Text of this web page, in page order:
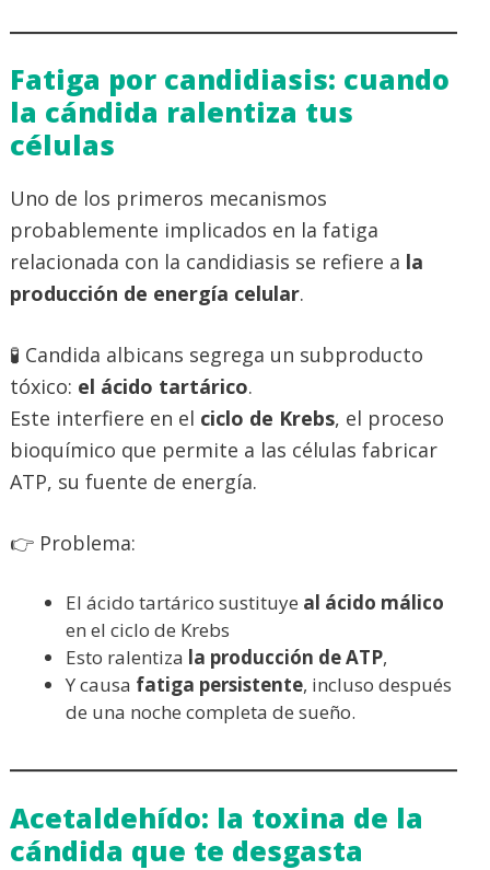
Fatiga por candidiasis: cuando
la cándida ralentiza tus
células
Uno de los primeros mecanismos
probablemente implicados en la fatiga
relacionada con la candidiasis se refiere a la
producción de energía celular.
🧪 Candida albicans segrega un subproducto
tóxico: el ácido tartárico.
Este interfiere en el ciclo de Krebs, el proceso
bioquímico que permite a las células fabricar
ATP, su fuente de energía.
👉 Problema:
El ácido tartárico sustituye al ácido málico
en el ciclo de Krebs
Esto ralentiza la producción de ATP,
Y causa fatiga persistente, incluso después
de una noche completa de sueño.
Acetaldehído: la toxina de la
cándida que te desgasta